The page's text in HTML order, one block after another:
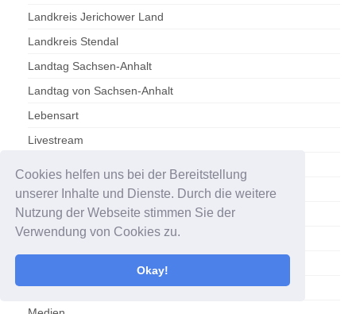
Cookies helfen uns bei der Bereitstellung
unserer Inhalte und Dienste. Durch die weitere
Nutzung der Webseite stimmen Sie der
Verwendung von Cookies zu.
Okay!
Landkreis Jerichower Land
Landkreis Stendal
Landtag Sachsen-Anhalt
Landtag von Sachsen-Anhalt
Lebensart
Livestream
LOTTO 6aus49 am Samstag
Magdeburg
Magdeburger Verkehrsbetriebe
Mediathek